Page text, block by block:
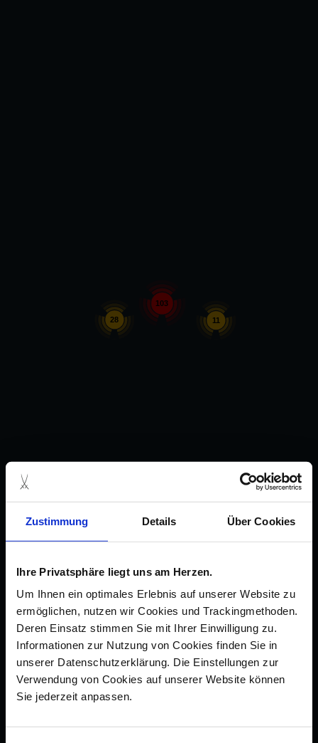
Zustimmung Details Über Cookies
Ihre Privatsphäre liegt uns am Herzen.
Um Ihnen ein optimales Erlebnis auf unserer Website zu
ermöglichen, nutzen wir Cookies und Trackingmethoden.
Deren Einsatz stimmen Sie mit Ihrer Einwilligung zu.
Informationen zur Nutzung von Cookies finden Sie in
unserer Datenschutzerklärung. Die Einstellungen zur
Verwendung von Cookies auf unserer Website können
Sie jederzeit anpassen.
103
11
28